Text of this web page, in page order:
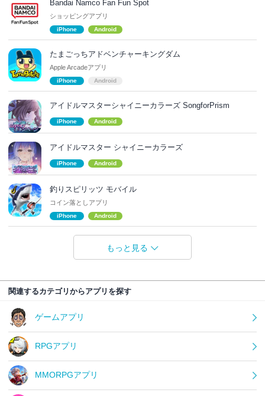
Bandai Namco Fan Fun Spot
ショッピングアプリ
iPhone Android
たまごっちアドベンチャーキングダム
Apple Arcadeアプリ
iPhone Android
アイドルマスターシャイニーカラーズ SongforPrism
iPhone Android
アイドルマスター シャイニーカラーズ
iPhone Android
釣りスピリッツ モバイル
コイン落としアプリ
iPhone Android
もっと見る
関連するカテゴリからアプリを探す
ゲームアプリ
RPGアプリ
MMORPGアプリ